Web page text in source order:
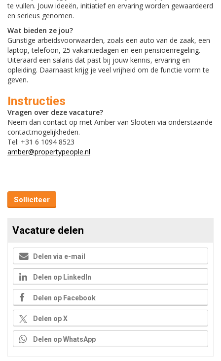
te vullen. Jouw ideeën, initiatief en ervaring worden gewaardeerd
en serieus genomen.
Wat bieden ze jou?
Gunstige arbeidsvoorwaarden, zoals een auto van de zaak, een
laptop, telefoon, 25 vakantiedagen en een pensioenregeling.
Uiteraard een salaris dat past bij jouw kennis, ervaring en
opleiding. Daarnaast krijg je veel vrijheid om de functie vorm te
geven.
Instructies
Vragen over deze vacature?
Neem dan contact op met Amber van Slooten via onderstaande
contactmogelijkheden.
Tel: +31 6 1094 8523
amber@propertypeople.nl
Solliciteer
Vacature delen
Delen via e-mail
Delen op LinkedIn
Delen op Facebook
Delen op X
Delen op WhatsApp